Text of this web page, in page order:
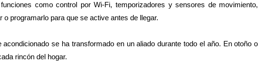
como control por Wi-Fi, temporizadores y sensores de movimiento,
programarlo para que se active antes de llegar.
se ha transformado en un aliado durante todo el año. En otoño o
rincón del hogar.